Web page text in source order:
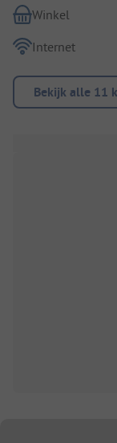
Winkel
Internet
Bekijk alle 11